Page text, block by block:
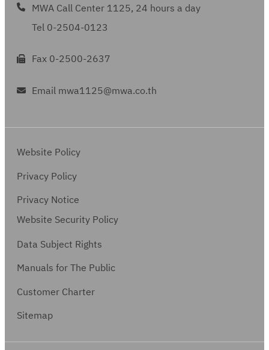
MWA Call Center 1125, 24 hours a day
Tel 0-2504-0123
Fax 0-2500-2637
Email mwa1125@mwa.co.th
Website Policy
Privacy Policy
Privacy Notice
Website Security Policy
Data Subject Rights
Manuals for The Public
Customer Charter
Sitemap